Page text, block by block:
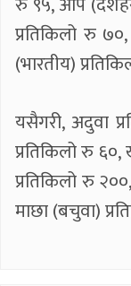
प्रतिकिलो रु
(भारतीय)
यसैगरी, अदुवा
प्रतिकिलो रु
प्रतिकिलो रु
माछा (बचुवा)